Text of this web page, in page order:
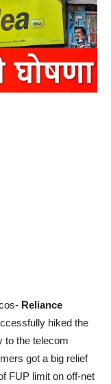
Reliance
hiked the
to the telecom
got a big relief
FUP limit on off-net